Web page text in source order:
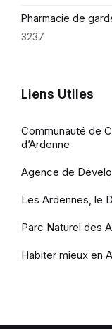
Pharmacie de
3237
Liens Utiles
Communauté de
d’Ardenne
Agence de
Les Ardennes, le
Parc Naturel des
Habiter mieux en